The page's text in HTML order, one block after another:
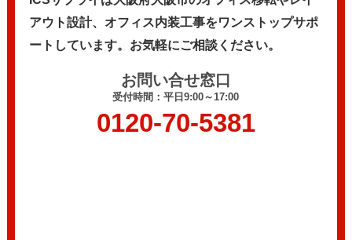
アウト設計、 オフィス内装工事をワンストップサポ
ートしています。 お気軽にご相談ください。
お問い合せ窓口
受付時間：平日9:00～17:00
0120-70-5381